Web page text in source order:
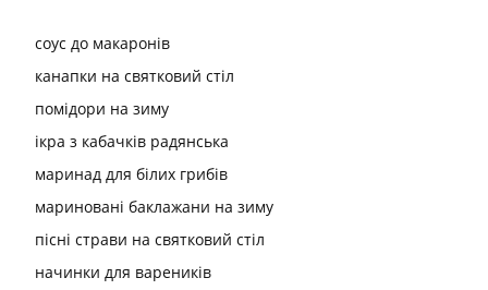
соус до макаронів
канапки на святковий стіл
помідори на зиму
ікра з кабачків радянська
маринад для білих грибів
мариновані баклажани на зиму
пісні страви на святковий стіл
начинки для вареників